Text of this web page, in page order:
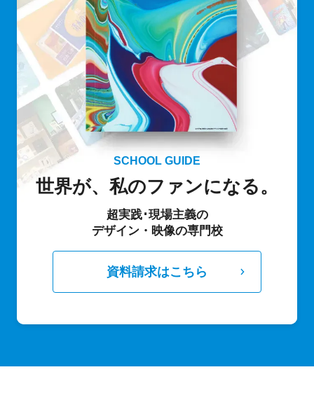
SCHOOL GUIDE
世界が、私のファンになる。
超実践･現場主義の
デザイン・映像の専門校
資料請求はこちら